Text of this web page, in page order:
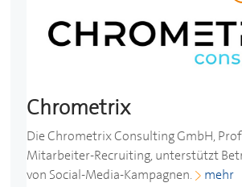
Chrometrix
Die Chrometrix Consulting GmbH,
Mitarbeiter-Recruiting, unterstützt
von Social-Media-Kampagnen.
mehr